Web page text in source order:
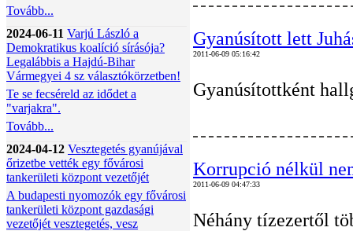
Tovább...
2024-06-11 Varjú László a
Demokratikus koalíció sírásója?
Legalábbis a Hajdú-Bihar
Vármegyei 4 sz választókörzetben!
Te se fecséreld az idődet a
"varjakra".
Tovább...
2024-04-12 Vesztegetés gyanújával
őrizetbe vették egy fővárosi
tankerületi központ vezetőjét
A budapesti nyomozók egy fővárosi
tankerületi központ gazdasági
vezetőjét vesztegetés, vesz
Gyanúsított lett
2011-06-09 05:16:42
Gyanúsítottként
Korrupció nélkül
2011-06-09 04:47:33
Néhány tízezertől